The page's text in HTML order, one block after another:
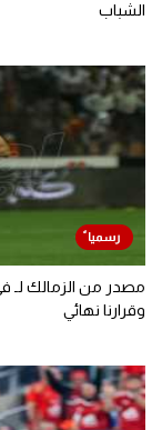
الشباب
مصدر من الزمالك لـ
وقرارنا نهائي